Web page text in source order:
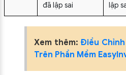
đã lập sai
lập
Xem thêm: Điều
Trên Phần Mềm